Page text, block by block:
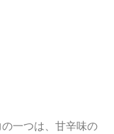
一つは、甘辛味の